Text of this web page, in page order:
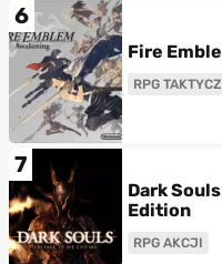
6
Fire
RPG
7
Dark
Edition
RPG AKCJI